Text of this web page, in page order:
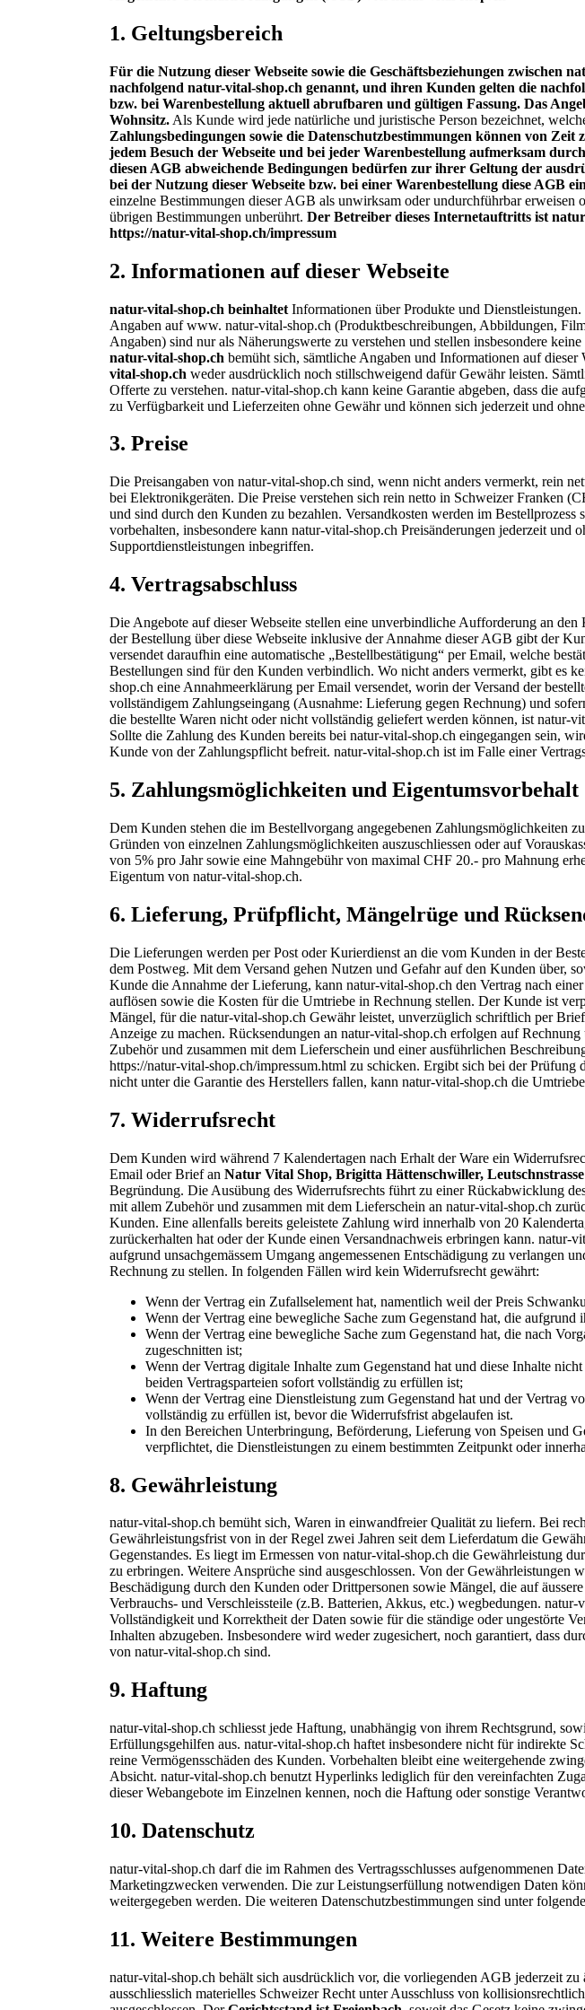
1. Geltungsbereich
Für die Nutzung dieser Webseite sowie die Geschäftsbeziehungen zwischen
nachfolgend natur-vital-shop.ch genannt, und ihren Kunden gelten die
bzw. bei Warenbestellung aktuell abrufbaren und gültigen Fassung. Das
Wohnsitz. Als Kunde wird jede natürliche und juristische Person bezeichnet,
Zahlungsbedingungen sowie die Datenschutzbestimmungen können von
jedem Besuch der Webseite und bei jeder Warenbestellung aufmerksam
diesen AGB abweichende Bedingungen bedürfen zur ihrer Geltung der
bei der Nutzung dieser Webseite bzw. bei einer Warenbestellung diese AGB
einzelne Bestimmungen dieser AGB als unwirksam oder undurchführbar
übrigen Bestimmungen unberührt. Der Betreiber dieses Internetauftritts ist
https://natur-vital-shop.ch/impressum
2. Informationen auf dieser Webseite
natur-vital-shop.ch beinhaltet Informationen über Produkte und
Angaben auf www. natur-vital-shop.ch (Produktbeschreibungen, Abbildungen,
Angaben) sind nur als Näherungswerte zu verstehen und stellen insbesondere
natur-vital-shop.ch bemüht sich, sämtliche Angaben und Informationen auf
vital-shop.ch weder ausdrücklich noch stillschweigend dafür Gewähr leisten.
Offerte zu verstehen. natur-vital-shop.ch kann keine Garantie abgeben, dass die
zu Verfügbarkeit und Lieferzeiten ohne Gewähr und können sich jederzeit und
3. Preise
Die Preisangaben von natur-vital-shop.ch sind, wenn nicht anders vermerkt, rein
bei Elektronikgeräten. Die Preise verstehen sich rein netto in Schweizer Franken
und sind durch den Kunden zu bezahlen. Versandkosten werden im
vorbehalten, insbesondere kann natur-vital-shop.ch Preisänderungen jederzeit
Supportdienstleistungen inbegriffen.
4. Vertragsabschluss
Die Angebote auf dieser Webseite stellen eine unverbindliche Aufforderung an
der Bestellung über diese Webseite inklusive der Annahme dieser AGB gibt der
versendet daraufhin eine automatische „Bestellbestätigung“ per Email, welche
Bestellungen sind für den Kunden verbindlich. Wo nicht anders vermerkt, gibt es
shop.ch eine Annahmeerklärung per Email versendet, worin der Versand der
vollständigem Zahlungseingang (Ausnahme: Lieferung gegen Rechnung) und
die bestellte Waren nicht oder nicht vollständig geliefert werden können, ist natur-
Sollte die Zahlung des Kunden bereits bei natur-vital-shop.ch eingegangen sein,
Kunde von der Zahlungspflicht befreit. natur-vital-shop.ch ist im Falle einer
5. Zahlungsmöglichkeiten und Eigentumsvorbehalt
Dem Kunden stehen die im Bestellvorgang angegebenen Zahlungsmöglichkeiten
Gründen von einzelnen Zahlungsmöglichkeiten auszuschliessen oder auf
von 5% pro Jahr sowie eine Mahngebühr von maximal CHF 20.- pro Mahnung
Eigentum von natur-vital-shop.ch.
6. Lieferung, Prüfpflicht, Mängelrüge und
Die Lieferungen werden per Post oder Kurierdienst an die vom Kunden in der
dem Postweg. Mit dem Versand gehen Nutzen und Gefahr auf den Kunden über,
Kunde die Annahme der Lieferung, kann natur-vital-shop.ch den Vertrag nach
auflösen sowie die Kosten für die Umtriebe in Rechnung stellen. Der Kunde ist
Mängel, für die natur-vital-shop.ch Gewähr leistet, unverzüglich schriftlich per
Anzeige zu machen. Rücksendungen an natur-vital-shop.ch erfolgen auf
Zubehör und zusammen mit dem Lieferschein und einer ausführlichen
https://natur-vital-shop.ch/impressum.html zu schicken. Ergibt sich bei der
nicht unter die Garantie des Herstellers fallen, kann natur-vital-shop.ch die
7. Widerrufsrecht
Dem Kunden wird während 7 Kalendertagen nach Erhalt der Ware ein
Email oder Brief an Natur Vital Shop, Brigitta Hättenschwiller,
Begründung. Die Ausübung des Widerrufsrechts führt zu einer Rückabwicklung
mit allem Zubehör und zusammen mit dem Lieferschein an natur-vital-shop.ch
Kunden. Eine allenfalls bereits geleistete Zahlung wird innerhalb von 20
zurückerhalten hat oder der Kunde einen Versandnachweis erbringen kann.
aufgrund unsachgemässem Umgang angemessenen Entschädigung zu verlangen
Rechnung zu stellen. In folgenden Fällen wird kein Widerrufsrecht gewährt:
Wenn der Vertrag ein Zufallselement hat, namentlich weil der Preis
Wenn der Vertrag eine bewegliche Sache zum Gegenstand hat, die
Wenn der Vertrag eine bewegliche Sache zum Gegenstand hat, die nach
zugeschnitten ist;
Wenn der Vertrag digitale Inhalte zum Gegenstand hat und diese Inhalte
beiden Vertragsparteien sofort vollständig zu erfüllen ist;
Wenn der Vertrag eine Dienstleistung zum Gegenstand hat und der Vertrag
vollständig zu erfüllen ist, bevor die Widerrufsfrist abgelaufen ist.
In den Bereichen Unterbringung, Beförderung, Lieferung von Speisen und
verpflichtet, die Dienstleistungen zu einem bestimmten Zeitpunkt oder
8. Gewährleistung
natur-vital-shop.ch bemüht sich, Waren in einwandfreier Qualität zu liefern. Bei
Gewährleistungsfrist von in der Regel zwei Jahren seit dem Lieferdatum die
Gegenstandes. Es liegt im Ermessen von natur-vital-shop.ch die Gewährleistung
zu erbringen. Weitere Ansprüche sind ausgeschlossen. Von der
Beschädigung durch den Kunden oder Drittpersonen sowie Mängel, die auf
Verbrauchs- und Verschleissteile (z.B. Batterien, Akkus, etc.) wegbedungen.
Vollständigkeit und Korrektheit der Daten sowie für die ständige oder ungestörte
Inhalten abzugeben. Insbesondere wird weder zugesichert, noch garantiert, dass
von natur-vital-shop.ch sind.
9. Haftung
natur-vital-shop.ch schliesst jede Haftung, unabhängig von ihrem Rechtsgrund,
Erfüllungsgehilfen aus. natur-vital-shop.ch haftet insbesondere nicht für indirekte
reine Vermögensschäden des Kunden. Vorbehalten bleibt eine weitergehende
Absicht. natur-vital-shop.ch benutzt Hyperlinks lediglich für den vereinfachten
dieser Webangebote im Einzelnen kennen, noch die Haftung oder sonstige
10. Datenschutz
natur-vital-shop.ch darf die im Rahmen des Vertragsschlusses aufgenommenen
Marketingzwecken verwenden. Die zur Leistungserfüllung notwendigen Daten
weitergegeben werden. Die weiteren Datenschutzbestimmungen sind unter
11. Weitere Bestimmungen
natur-vital-shop.ch behält sich ausdrücklich vor, die vorliegenden AGB jederzeit
ausschliesslich materielles Schweizer Recht unter Ausschluss von